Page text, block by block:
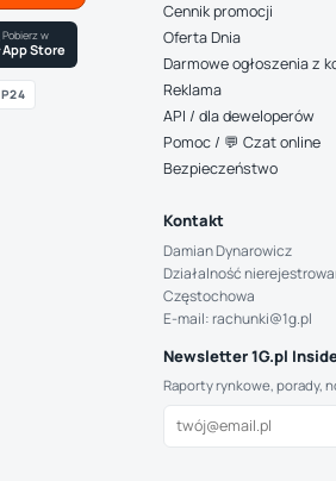
Pobierz w
App Store
P24
Cennik promocji
Oferta Dnia
Darmowe ogłoszenia z
Reklama
API / dla deweloperów
Pomoc / 💬 Czat online
Bezpieczeństwo
Kontakt
Damian Dynarowicz
Działalność
Częstochowa
E-mail: rachunki@1g.pl
Newsletter 1G.pl
Raporty rynkowe, porady,